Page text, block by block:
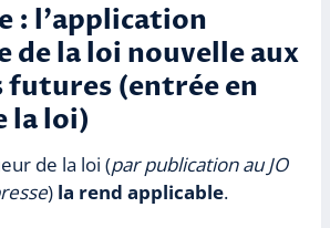
: l’application
de la loi nouvelle aux
(entrée en
la loi)
de la loi (par publication au JO
) la rend applicable.